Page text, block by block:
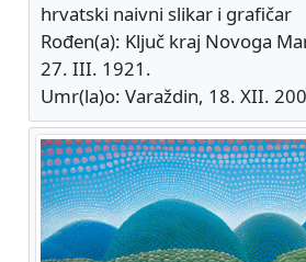
hrvatski naivni slikar i grafičar
Rođen(a): Ključ kraj Novoga
27. III. 1921.
Umr(la)o: Varaždin, 18. XII.